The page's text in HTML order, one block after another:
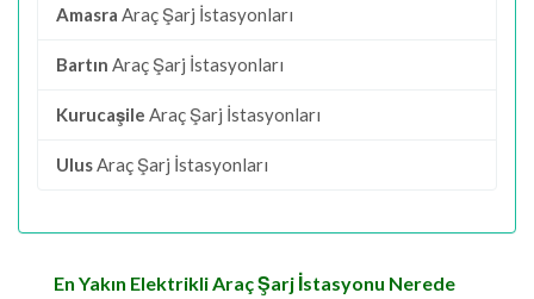
Amasra Araç Şarj İstasyonları
Bartın Araç Şarj İstasyonları
Kurucaşile Araç Şarj İstasyonları
UlusAraç Şarj İstasyonları
En Yakın Elektrikli Araç Şarj İstasyonu Nerede